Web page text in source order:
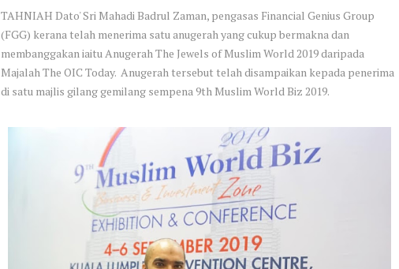
TAHNIAH Dato' Sri Mahadi Badrul Zaman, pengasas Financial Genius Group
(FGG) kerana telah menerima satu anugerah yang cukup bermakna dan
membanggakan iaitu Anugerah The Jewels of Muslim World 2019 daripada
Majalah The OIC Today. Anugerah tersebut telah disampaikan kepada penerima
di satu majlis gilang gemilang sempena 9th Muslim World Biz 2019.